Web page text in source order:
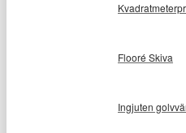
Flooré Skiva
Ingjuten